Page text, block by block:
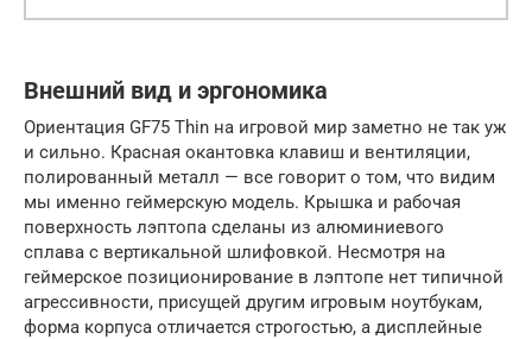
Внешний вид и эргономика
Ориентация GF75 Thin на игровой мир заметно не так уж
и сильно. Красная окантовка клавиш и вентиляции,
полированный металл — все говорит о том, что видим
мы именно геймерскую модель. Крышка и рабочая
поверхность лэптопа сделаны из алюминиевого
сплава с вертикальной шлифовкой. Несмотря на
геймерское позиционирование в лэптопе нет типичной
агрессивности, присущей другим игровым ноутбукам,
форма корпуса отличается строгостью, а дисплейные